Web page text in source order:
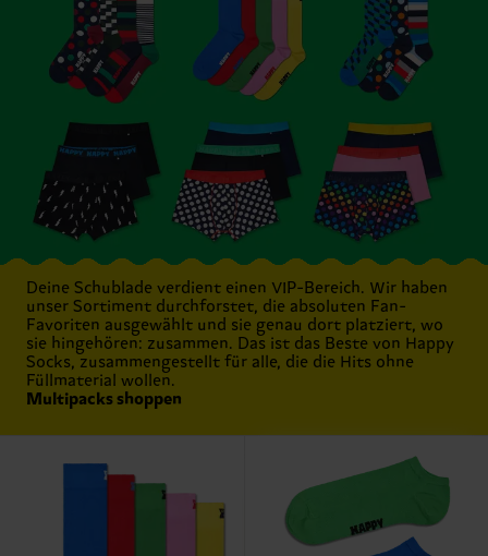
Deine Schublade verdient einen VIP-Bereich. Wir haben
unser Sortiment durchforstet, die absoluten Fan-
Favoriten ausgewählt und sie genau dort platziert, wo
sie hingehören: zusammen. Das ist das Beste von Happy
Socks, zusammengestellt für alle, die die Hits ohne
Füllmaterial wollen.
Multipacks shoppen